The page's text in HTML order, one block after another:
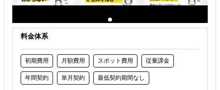
料金体系
初期費用 月額費用 スポット費用 従量課金
年間契約 単月契約 最低契約期間なし